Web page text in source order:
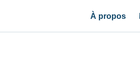
À propos